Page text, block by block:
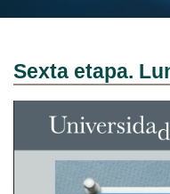
Sexta etapa.